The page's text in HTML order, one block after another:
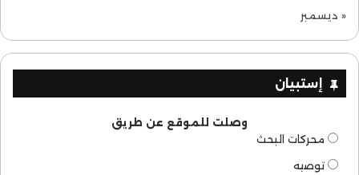
« ديسمبر
إستبيان
وصلت للموقع عن طريق
محركات البحث
توصيه